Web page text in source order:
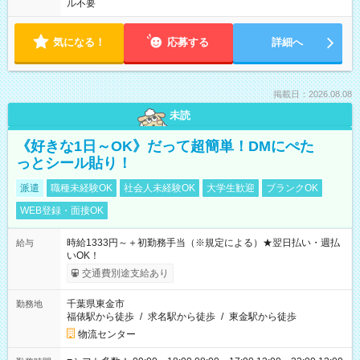
ル不要
気になる！ 応募する 詳細へ
掲載日：2026.08.08
未読
《好きな1日～OK》だって超簡単！DMにぺた
っとシール貼り！
派遣 職種未経験OK 社会人未経験OK 大学生歓迎
ブランクOK
WEB登録・面接OK
給与
時給1333円～＋初勤務手当（※規定による）★翌日払い・週払
いOK！
交通費別途支給あり
勤務地
千葉県東金市
福俵駅から徒歩 / 求名駅から徒歩 / 東金駅から徒歩
物流センター